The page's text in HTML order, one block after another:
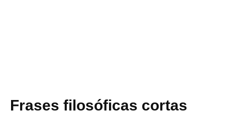
Frases filosóficas cortas